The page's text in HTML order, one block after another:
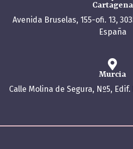
Cartagena
Avenida Bruselas, 155-ofi. 13,
España
Murcia
Calle Molina de Segura, Nº5, Edif.